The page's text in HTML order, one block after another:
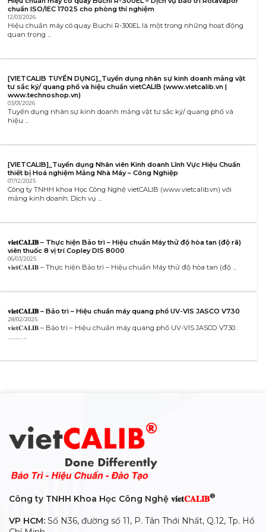
chuẩn ISO/IEC 17025 cho phòng thí nghiệm
12/03/2026
Hiệu chuẩn máy cô quay Buchi R-300EL là một trong những hoạt động
quan trọng ...
[VIETCALIB TUYỂN DỤNG]_Tuyển dụng nhân sự kinh doanh mảng vật
tư sắc ký/ quang phổ và hiệu chuẩn vietCALIB (www.vietcalib.vn |
www.technoshop.vn)
03/01/2026
Tuyển dụng nhân sự kinh doanh mảng vật tư sắc ký/ quang phổ và
hiệu ...
[VIETCALIB]_Tuyển dụng Nhân viên Kinh doanh Lĩnh Vực Hiệu Chuẩn
thiết bị Hoá nghiệm Mảng Nhà Máy – Công Nghiệp
07/12/2025
Công ty TNHH khoa Học Công Nghệ vietCALIB (www.vietcalib.vn) với
mảng kinh doanh: Dịch vụ ...
𝐯𝐢𝐞𝐭𝐂𝐀𝐋𝐈𝐁 – Thực hiện Bảo trì – Hiệu chuẩn Máy thử độ hòa tan (độ rã)
viên thuốc 8 vị trí Copley DIS 8000
06/03/2025
𝐯𝐢𝐞𝐭𝐂𝐀𝐋𝐈𝐁 – Thực hiện Bảo trì – Hiệu chuẩn Máy thử độ hòa tan (độ ...
𝐯𝐢𝐞𝐭𝐂𝐀𝐋𝐈𝐁 – Bảo trì – Hiệu chuẩn máy quang phổ UV-VIS JASCO V730
28/02/2025
𝐯𝐢𝐞𝐭𝐂𝐀𝐋𝐈𝐁 – Bảo trì – Hiệu chuẩn máy quang phổ UV-VIS JASCO V730 .
………. ...
Công ty TNHH Khoa Học Công Nghệ 𝐯𝐢𝐞𝐭𝐂𝐀𝐋𝐈𝐁®
VP HCM: Số N36, đường số 11, P. Tân Thới Nhất, Q.12, Tp. Hồ